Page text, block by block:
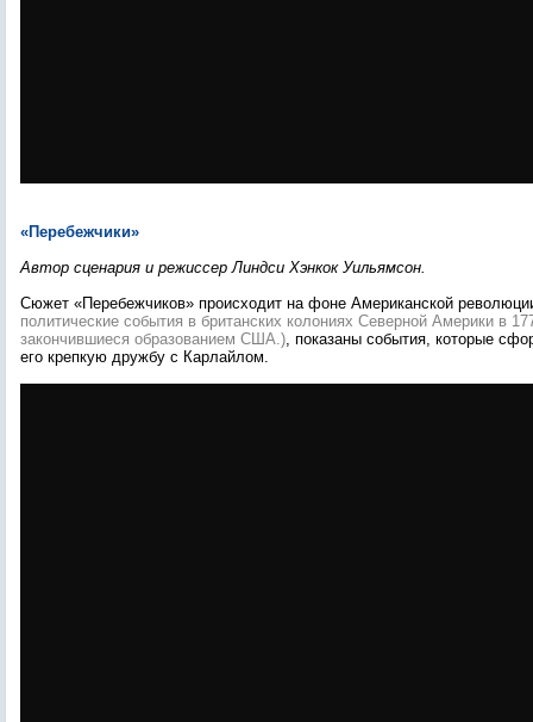
«Перебежчики»
Автор сценария и режиссер Линдси Хэнкок Уильямсон.
Сюжет «Перебежчиков» происходит на фоне Американской
политические события в британских колониях Северной Америки в
закончившиеся образованием США.), показаны события, которые
его крепкую дружбу с Карлайлом.